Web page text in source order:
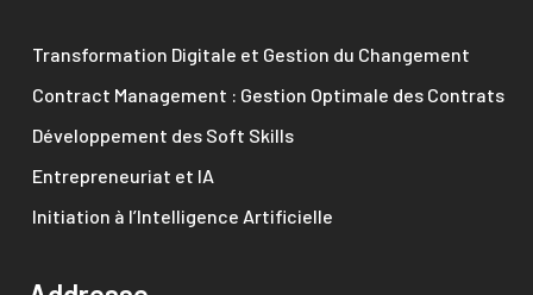
Transformation Digitale et Gestion du Changement
Contract Management : Gestion Optimale des Contrats
Développement des Soft Skills
Entrepreneuriat et IA
Initiation à l’Intelligence Artificielle